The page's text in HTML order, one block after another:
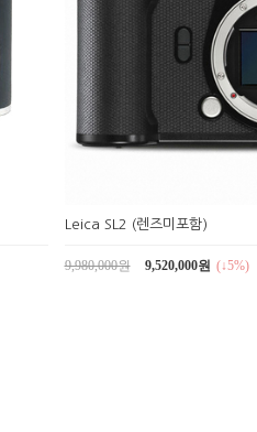
Leica SL2 (렌즈미포함)
9,980,000원 9,520,000원 (↓5%)